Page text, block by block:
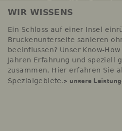
WIR WISSENS
Ein Schloss auf einer Insel
Brückenunterseite sanieren
beeinflussen? Unser Know-
Jahren Erfahrung und speziell
zusammen. Hier erfahren Sie
Spezialgebiete.> unsere